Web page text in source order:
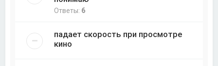
Ответы: 6
падает скорость при просмотре
кино